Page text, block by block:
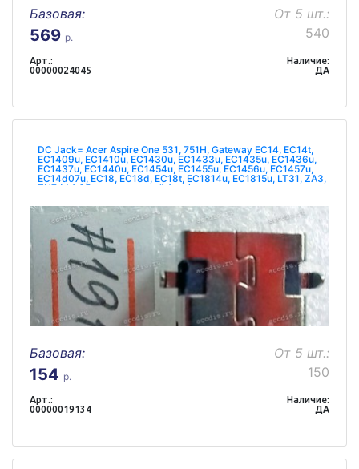
Базовая:
569 р.
От 5 шт.:
540
Арт.:
00000024045
Наличие:
ДА
DC Jack= Acer Aspire One 531, 751H, Gateway EC14, EC14t,
EC1409u, EC1410u, EC1430u, EC1433u, EC1435u, EC1436u,
EC1437u, EC1440u, EC1454u, EC1455u, EC1456u, EC1457u,
EC14d07u, EC18, EC18d, EC18t, EC1814u, EС1815u, LT31, ZA3,
ZH7 (Ф1,65 - стандартный Acer)
Базовая:
154 р.
От 5 шт.:
150
Арт.:
00000019134
Наличие:
ДА